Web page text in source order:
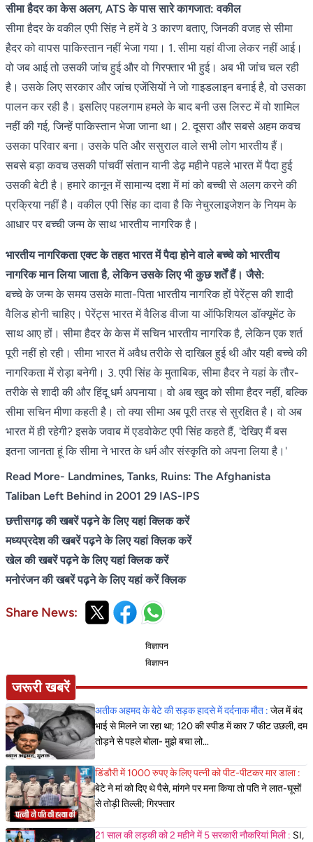
सीमा हैदर का केस अलग, ATS के पास सारे कागजात: वकील
सीमा हैदर के वकील एपी सिंह ने हमें वे 3 कारण बताए, जिनकी वजह से सीमा
हैदर को वापस पाकिस्तान नहीं भेजा गया। 1. सीमा यहां वीजा लेकर नहीं आई।
वो जब आई तो उसकी जांच हुई और वो गिरफ्तार भी हुई। अब भी जांच चल रही
है। उसके लिए सरकार और जांच एजेंसियों ने जो गाइडलाइन बनाई है, वो उसका
पालन कर रही है। इसलिए पहलगाम हमले के बाद बनी उस लिस्ट में वो शामिल
नहीं की गई, जिन्हें पाकिस्तान भेजा जाना था। 2. दूसरा और सबसे अहम कवच
उसका परिवार बना। उसके पति और ससुराल वाले सभी लोग भारतीय हैं।
सबसे बड़ा कवच उसकी पांचवीं संतान यानी डेढ़ महीने पहले भारत में पैदा हुई
उसकी बेटी है। हमारे कानून में सामान्य दशा में मां को बच्ची से अलग करने की
प्रक्रिया नहीं है। वकील एपी सिंह का दावा है कि नेचुरलाइजेशन के नियम के
आधार पर बच्ची जन्म के साथ भारतीय नागरिक है।
भारतीय नागरिकता एक्ट के तहत भारत में पैदा होने वाले बच्चे को भारतीय
नागरिक मान लिया जाता है, लेकिन उसके लिए भी कुछ शर्तें हैं। जैसे:
बच्चे के जन्म के समय उसके माता-पिता भारतीय नागरिक हों पेरेंट्स की शादी
वैलिड होनी चाहिए। पेरेंट्स भारत में वैलिड वीजा या ऑफिशियल डॉक्यूमेंट के
साथ आए हों। सीमा हैदर के केस में सचिन भारतीय नागरिक है, लेकिन एक शर्त
पूरी नहीं हो रही। सीमा भारत में अवैध तरीके से दाखिल हुई थी और यही बच्चे की
नागरिकता में रोड़ा बनेगी। 3. एपी सिंह के मुताबिक, सीमा हैदर ने यहां के तौर-
तरीके से शादी की और हिंदू धर्म अपनाया। वो अब खुद को सीमा हैदर नहीं, बल्कि
सीमा सचिन मीणा कहती है। तो क्या सीमा अब पूरी तरह से सुरक्षित है। वो अब
भारत में ही रहेगी? इसके जवाब में एडवोकेट एपी सिंह कहते हैं, 'देखिए मैं बस
इतना जानता हूं कि सीमा ने भारत के धर्म और संस्कृति को अपना लिया है।'
Read More- Landmines, Tanks, Ruins: The Afghanista
Taliban Left Behind in 2001 29 IAS-IPS
छत्तीसगढ़ की खबरें पढ़ने के लिए यहां क्लिक करें
मध्यप्रदेश की खबरें पढ़ने के लिए यहां क्लिक करें
खेल की खबरें पढ़ने के लिए यहां क्लिक करें
मनोरंजन की खबरें पढ़ने के लिए यहां करें क्लिक
Share News:
विज्ञापन
विज्ञापन
जरूरी खबरें
अतीक अहमद के बेटे की सड़क हादसे में दर्दनाक मौत : जेल में बंद
भाई से मिलने जा रहा था; 120 की स्पीड में कार 7 फीट उछली, दम
तोड़ने से पहले बोला- मुझे बचा लो...
डिंडौरी में 1000 रुपए के लिए पत्नी को पीट-पीटकर मार डाला :
बेटे ने मां को दिए थे पैसे, मांगने पर मना किया तो पति ने लात-घूसों
से तोड़ी तिल्ली; गिरफ्तार
21 साल की लड़की को 2 महीने में 5 सरकारी नौकरियां मिली : SI,